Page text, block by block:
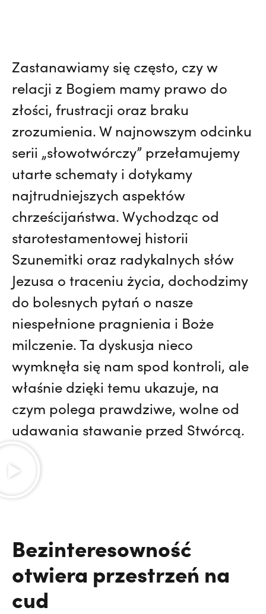
Zastanawiamy się często, czy w
relacji z Bogiem mamy prawo do
złości, frustracji oraz braku
zrozumienia. W najnowszym odcinku
serii „słowotwórczy” przełamujemy
utarte schematy i dotykamy
najtrudniejszych aspektów
chrześcijaństwa. Wychodząc od
starotestamentowej historii
Szunemitki oraz radykalnych słów
Jezusa o traceniu życia, dochodzimy
do bolesnych pytań o nasze
niespełnione pragnienia i Boże
milczenie. Ta dyskusja nieco
wymknęła się nam spod kontroli, ale
właśnie dzięki temu ukazuje, na
czym polega prawdziwe, wolne od
udawania stawanie przed Stwórcą.
Bezinteresowność
otwiera przestrzeń na
cud